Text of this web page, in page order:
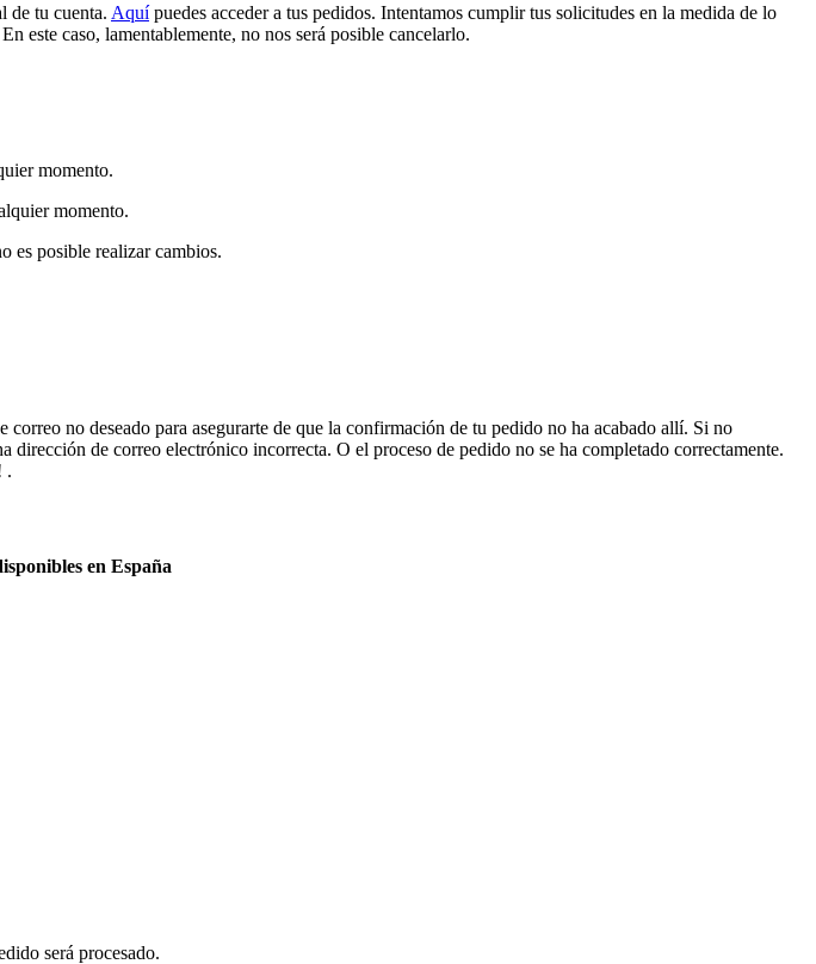
de tu cuenta. Aquípuedes acceder a tus pedidos. Intentamos cumplir tus solicitudes en la medida de lo
este caso, lamentablemente, no nos será posible cancelarlo.
momento.
momento.
es posible realizar cambios.
no deseado para asegurarte de que la confirmación de tu pedido no ha acabado allí. Si no
de correo electrónico incorrecta. O el proceso de pedido no se ha completado correctamente.
.
en España
será procesado.